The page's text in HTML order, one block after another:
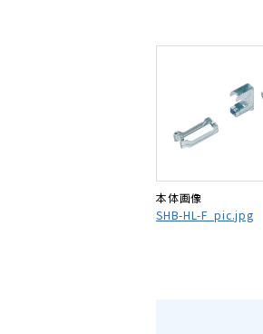
本体画像
SHB-HL-F_pic.jpg